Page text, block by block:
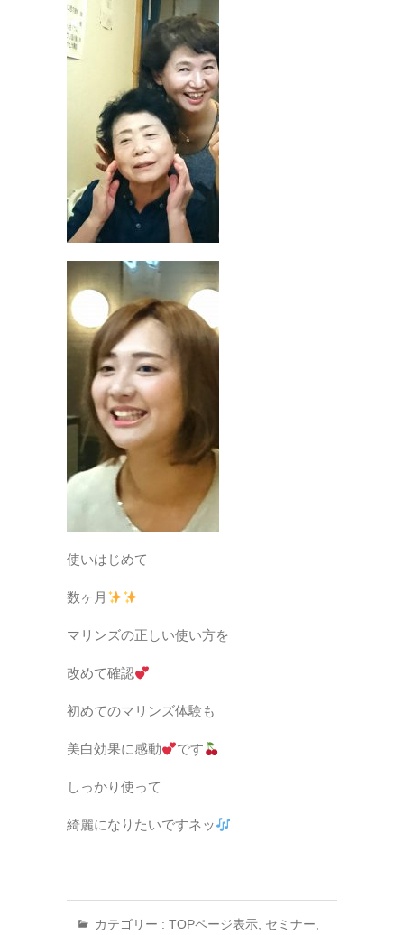
使いはじめて
数ヶ月
マリンズの正しい使い方を
改めて確認
初めてのマリンズ体験も
美白効果に感動 です
しっかり使って
綺麗になりたいですネッ
カテゴリー : TOPページ表示 セミナー